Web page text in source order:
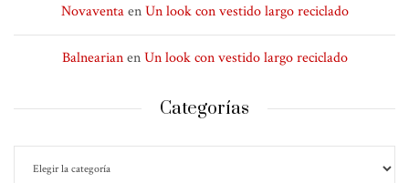
NovaventaenUn look con vestido largo reciclado
BalnearianenUn look con vestido largo reciclado
Categorías